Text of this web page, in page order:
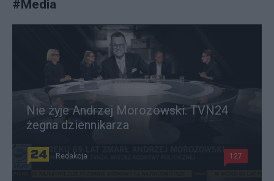
#Media
Nie żyje Andrzej Morozowski. TVN24
żegna dziennikarza
Redakcja 127